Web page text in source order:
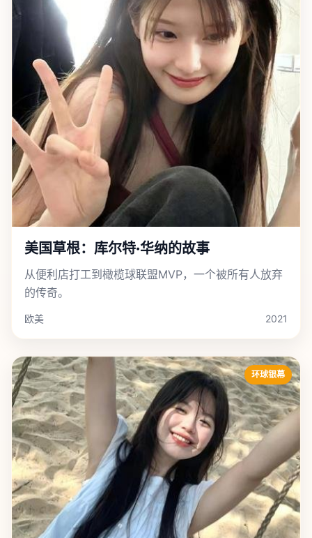
美国草根：库尔特·华纳的故事
从便利店打工到橄榄球联盟MVP，一个被所有人放弃
的传奇。
欧美 2021
环球银幕